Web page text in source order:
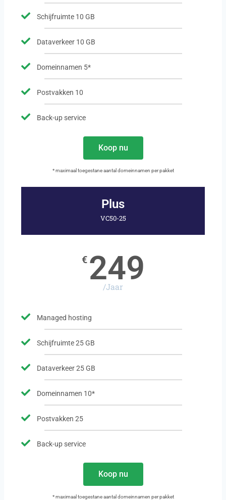
Schijfruimte 10 GB
Dataverkeer 10 GB
Domeinnamen 5*
Postvakken 10
Back-up service
Koop nu
* maximaal toegestane aantal domeinnamen per pakket
Plus
VC50-25
€ 249
/Jaar
Managed hosting
Schijfruimte 25 GB
Dataverkeer 25 GB
Domeinnamen 10*
Postvakken 25
Back-up service
Koop nu
* maximaal toegestane aantal domeinnamen per pakket